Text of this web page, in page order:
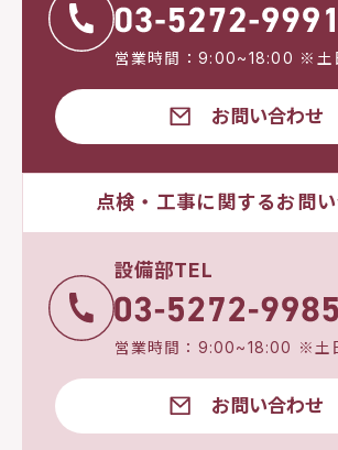
営業時間：9:00~18:00 ※土
お問い合わせ
点検・工事に関するお問
設備部TEL
営業時間：9:00~18:00 ※土
お問い合わせ